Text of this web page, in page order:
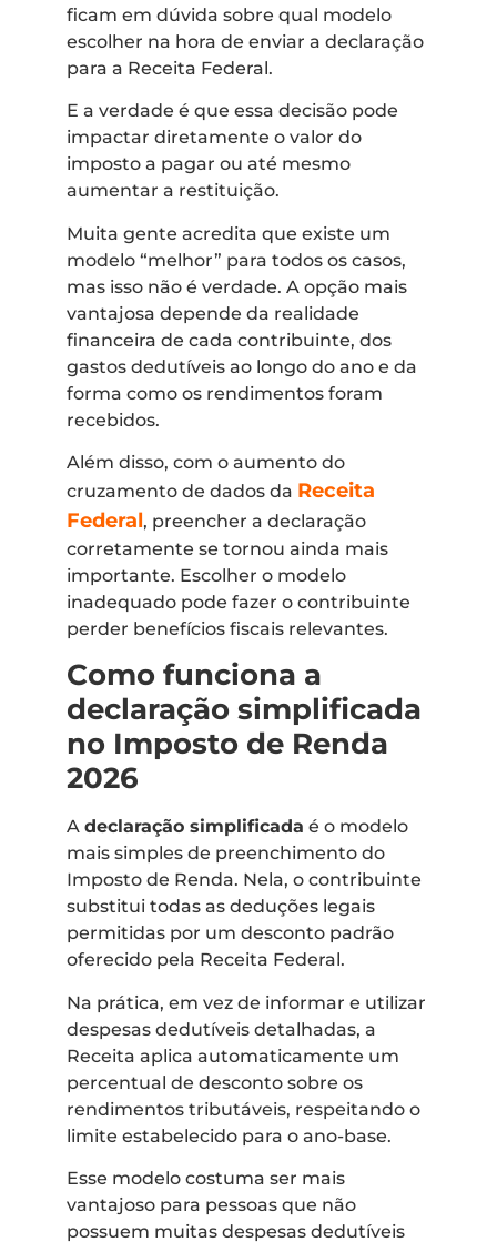
ficam em dúvida sobre qual modelo
escolher na hora de enviar a declaração
para a Receita Federal.
E a verdade é que essa decisão pode
impactar diretamente o valor do
imposto a pagar ou até mesmo
aumentar a restituição.
Muita gente acredita que existe um
modelo “melhor” para todos os casos,
mas isso não é verdade. A opção mais
vantajosa depende da realidade
financeira de cada contribuinte, dos
gastos dedutíveis ao longo do ano e da
forma como os rendimentos foram
recebidos.
Além disso, com o aumento do
cruzamento de dados da Receita
Federal, preencher a declaração
corretamente se tornou ainda mais
importante. Escolher o modelo
inadequado pode fazer o contribuinte
perder benefícios fiscais relevantes.
Como funciona a
declaração simplificada
no Imposto de Renda
2026
A declaração simplificada é o modelo
mais simples de preenchimento do
Imposto de Renda. Nela, o contribuinte
substitui todas as deduções legais
permitidas por um desconto padrão
oferecido pela Receita Federal.
Na prática, em vez de informar e utilizar
despesas dedutíveis detalhadas, a
Receita aplica automaticamente um
percentual de desconto sobre os
rendimentos tributáveis, respeitando o
limite estabelecido para o ano-base.
Esse modelo costuma ser mais
vantajoso para pessoas que não
possuem muitas despesas dedutíveis